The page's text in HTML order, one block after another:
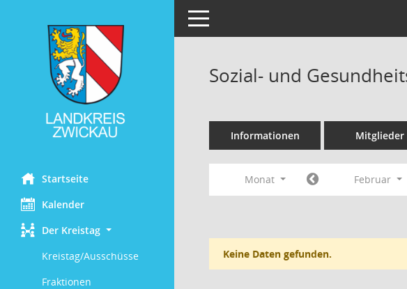
Startseite
Kalender
Der Kreistag
Kreistag/Ausschüsse
Fraktionen
Toggle navigation
Sozial- und
Informationen Mitglieder
Monat Februar
Keine Daten gefunden.